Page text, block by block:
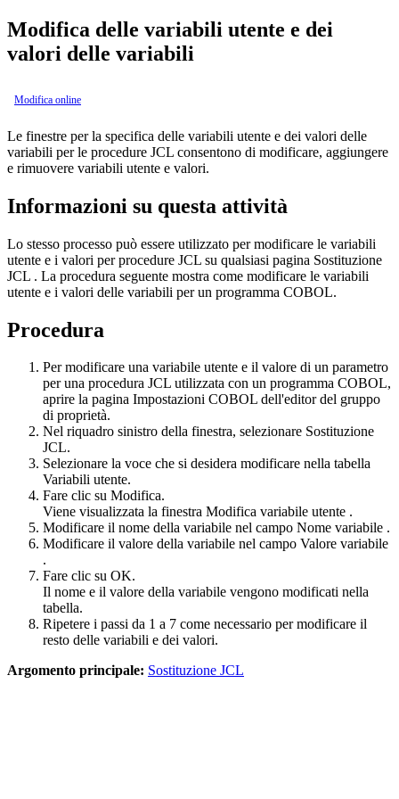
Modifica delle variabili utente e dei
valori delle variabili
Modifica online
Le finestre per la specifica delle variabili utente e dei valori delle
variabili per le procedure JCL consentono di modificare, aggiungere
e rimuovere variabili utente e valori.
Informazioni su questa attività
Lo stesso processo può essere utilizzato per modificare le variabili
utente e i valori per procedure JCL su qualsiasi pagina Sostituzione
JCL . La procedura seguente mostra come modificare le variabili
utente e i valori delle variabili per un programma COBOL.
Procedura
Per modificare una variabile utente e il valore di un parametro
per una procedura JCL utilizzata con un programma COBOL,
aprire la pagina Impostazioni COBOL dell'editor del gruppo
di proprietà.
Nel riquadro sinistro della finestra, selezionare Sostituzione
JCL.
Selezionare la voce che si desidera modificare nella tabella
Variabili utente.
Fare clic su Modifica.
Viene visualizzata la finestra Modifica variabile utente .
Modificare il nome della variabile nel campo Nome variabile .
Modificare il valore della variabile nel campo Valore variabile
.
Fare clic su OK.
Il nome e il valore della variabile vengono modificati nella
tabella.
Ripetere i passi da 1 a 7 come necessario per modificare il
resto delle variabili e dei valori.
Argomento principale: Sostituzione JCL